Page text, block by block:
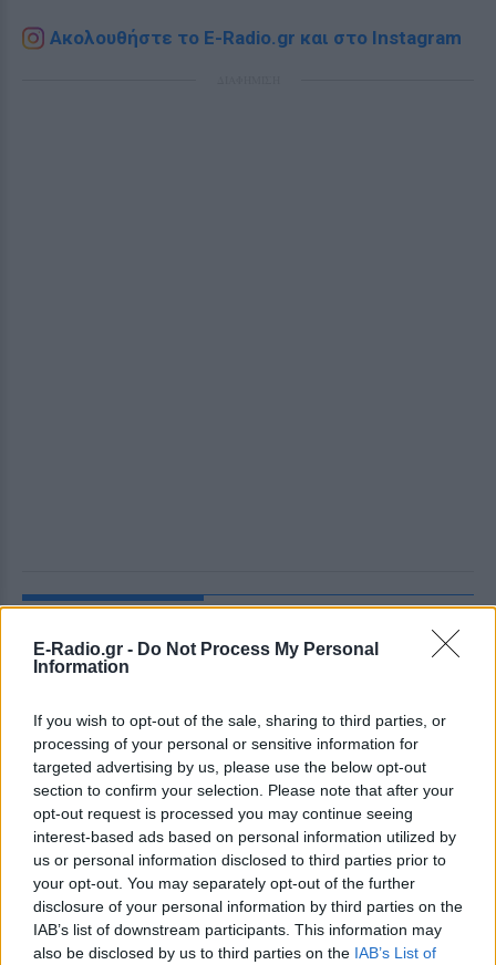
E-Radio.gr - Do Not Process My Personal
Information
If you wish to opt-out of the sale, sharing to third parties, or
processing of your personal or sensitive information for
targeted advertising by us, please use the below opt-out
section to confirm your selection. Please note that after your
opt-out request is processed you may continue seeing
interest-based ads based on personal information utilized by
us or personal information disclosed to third parties prior to
your opt-out. You may separately opt-out of the further
disclosure of your personal information by third parties on the
IAB’s list of downstream participants. This information may
also be disclosed by us to third parties on the IAB’s List of
Ακολουθήστε το E-Radio.gr και στο Instagram
ΔΕΙΤΕ ΕΠΙΣΗΣ
ΣΤΗΝ ΙΔΙΑ ΚΑΤΗΓΟΡΙΑ
Χρήστος Δάντης: «Συνάδελφοι
προσπαθούν να ξεχάσουν ότι
έγραψα το """"My Number
One""""»
ΣΉΜΕΡΑ
Ο συνθέτης μίλησε ανοιχτά για την
αχαριστία που βιώνει στον χώρο της
μουσικής, 22 χρόνια μετά τη νίκη της
Ελλάδας στη Eurovision.
Νεαρός στο λιμάνι του Πειραιά: